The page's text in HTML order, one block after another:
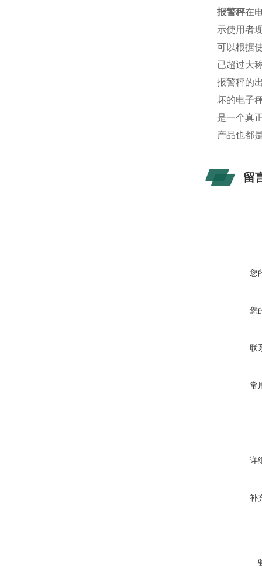
报警秤在
示使用者
可以根据
已超过大
报警秤的
坏的电子
是一个真
产品也都
留
您
您
联
常
详
补